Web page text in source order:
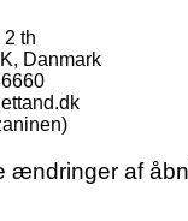
th
Danmark
ændringer af